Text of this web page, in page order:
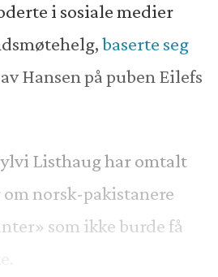
i sosiale medier
baserte seg
Hansen på puben Eilefs
Listhaug har omtalt
norsk-pakistanere
som ikke burde få